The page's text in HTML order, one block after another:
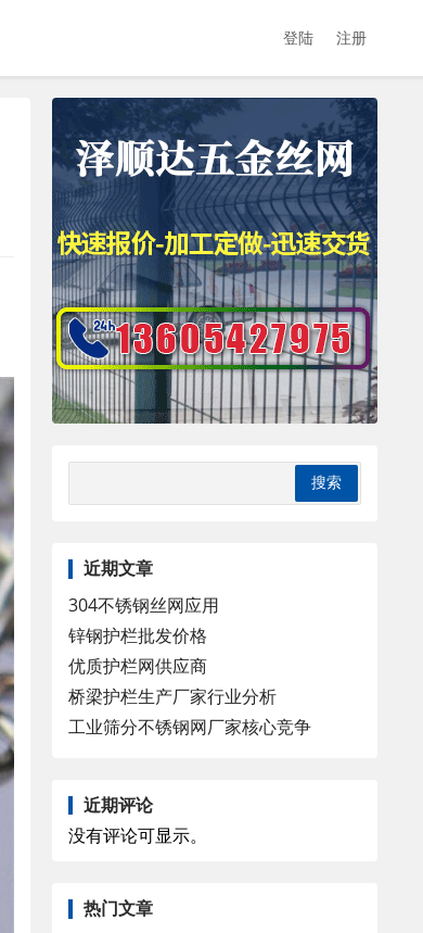
登陆 注册
近期文章
304不锈钢丝网应用
锌钢护栏批发价格
优质护栏网供应商
桥梁护栏生产厂家行业分析
工业筛分不锈钢网厂家核心竞争
近期评论
没有评论可显示。
热门文章